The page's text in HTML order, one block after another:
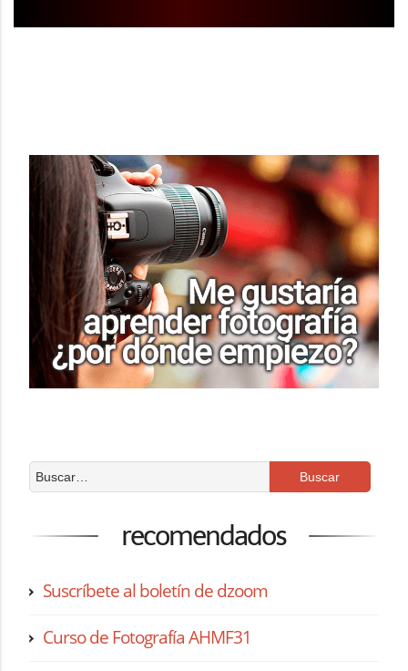
recomendados
Suscríbete al boletín de dzoom
Curso de Fotografía AHMF31